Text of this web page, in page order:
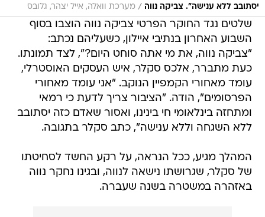
יסתובב ללא ענישה". צביקה נווה / מערכת וואלה, אייל יצהר, גלובס
שלטים נגד החוקר הפרטי צביקה נווה הוצבו בסוף
השבוע האחרון בנתיבי איילון, כשעליהם נכתב:
"צביקה נווה, את מי אתה סוחט היום?", לצד תמונתו.
כעת מתברר, אלכס סקלר, איש העסקים האוסטרלי,
עומד מאחורי הקמפיין הנוקב. "אני עומד מאחורי
הפרסומים", הודה. "הציבור צריך לדעת כי רמאי
ומתחזה בינלאומי חי בינינו, ואסור שאדם כזה יסתובב
ללא השגחה וללא ענישה", כתב סקלר בתגובה.
המהלך מגיע, ככל הנראה, על רקע החשד לסחיטתו
של סקלר, שגרושתו נישאה לנווה, ובגינו נחקר נווה
באזהרה במשטרה בשנה שעברה.